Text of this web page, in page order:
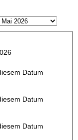
Datum
Datum
Datum